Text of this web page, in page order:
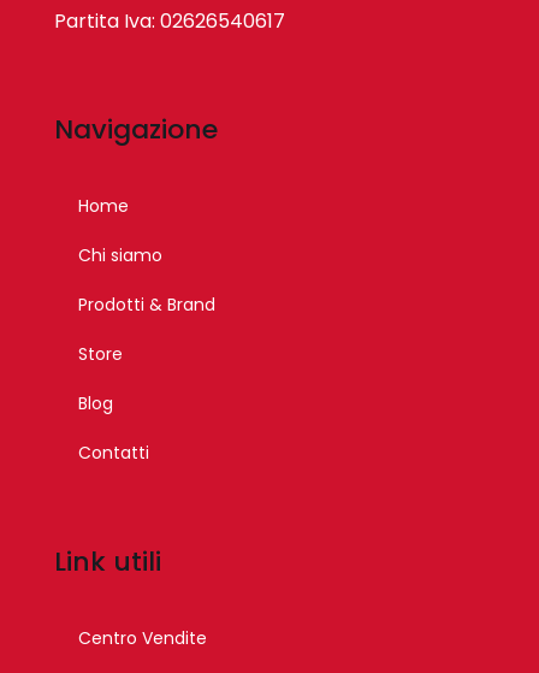
Partita Iva: 02626540617
Navigazione
Home
Chi siamo
Prodotti & Brand
Store
Blog
Contatti
Link utili
Centro Vendite